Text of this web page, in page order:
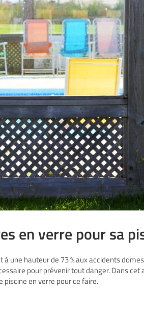
en verre pour sa
une hauteur de 73 % aux accidents
pour prévenir tout danger. Dans cet
piscine en verre pour ce faire.